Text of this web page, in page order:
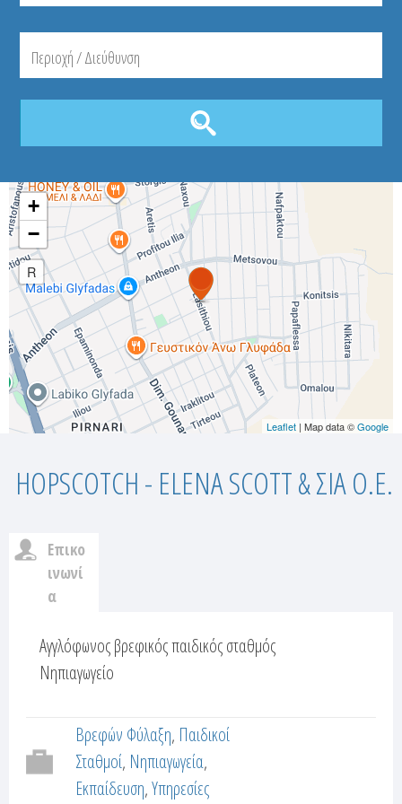
+
−
R
Leaflet | Map data ©Google
HOPSCOTCH - ELENA SCOTT & ΣΙΑ Ο.Ε.
m
Επικο
ινωνί
α
ε
ν
ή
Αγγλόφωνος βρεφικός παιδικός σταθμός
Νηπιαγωγείο
Βρεφών Φύλαξη Παιδικοί
Σταθμοί Νηπιαγωγεία
Εκπαίδευση Υπηρεσίες